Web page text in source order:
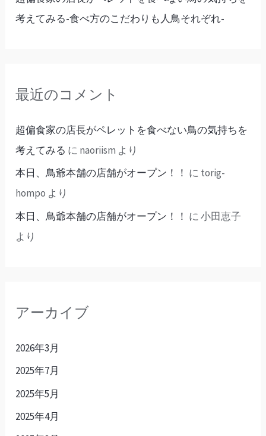
考えてみる-食べ方のこだわりも人鳥それぞれ-
最近のコメント
超偏食家の店長がペレットを食べない鳥の気持ちを
考えてみる に naoriism より
本日、鳥爺本舗の店舗がオープン！！ に torig-
hompo より
本日、鳥爺本舗の店舗がオープン！！ に小田恵子
より
アーカイブ
2026年3月
2025年7月
2025年5月
2025年4月